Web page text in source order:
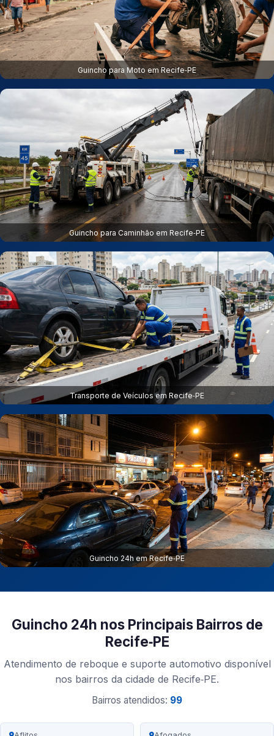
Guincho para Moto em Recife‑PE
Guincho para Caminhão em Recife‑PE
Transporte de Veículos em Recife‑PE
Guincho 24h em Recife‑PE
Guincho 24h nos Principais Bairros de
Recife‑PE
Atendimento de reboque e suporte automotivo disponível
nos bairros da cidade de Recife‑PE.
Bairros atendidos: 99